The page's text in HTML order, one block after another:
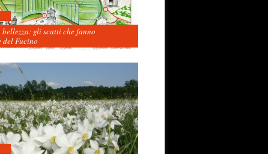
gli scatti che fanno
del Fucino